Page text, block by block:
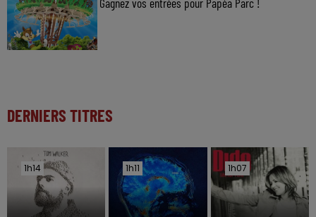
DERNIERS TITRES
1h14
1h14 1h11
1h11 1h07
1h07